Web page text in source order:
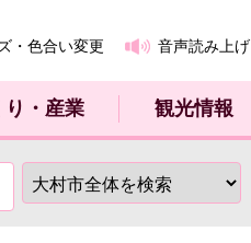
・色合い変更 音声読み上げ
り・産業 観光情報